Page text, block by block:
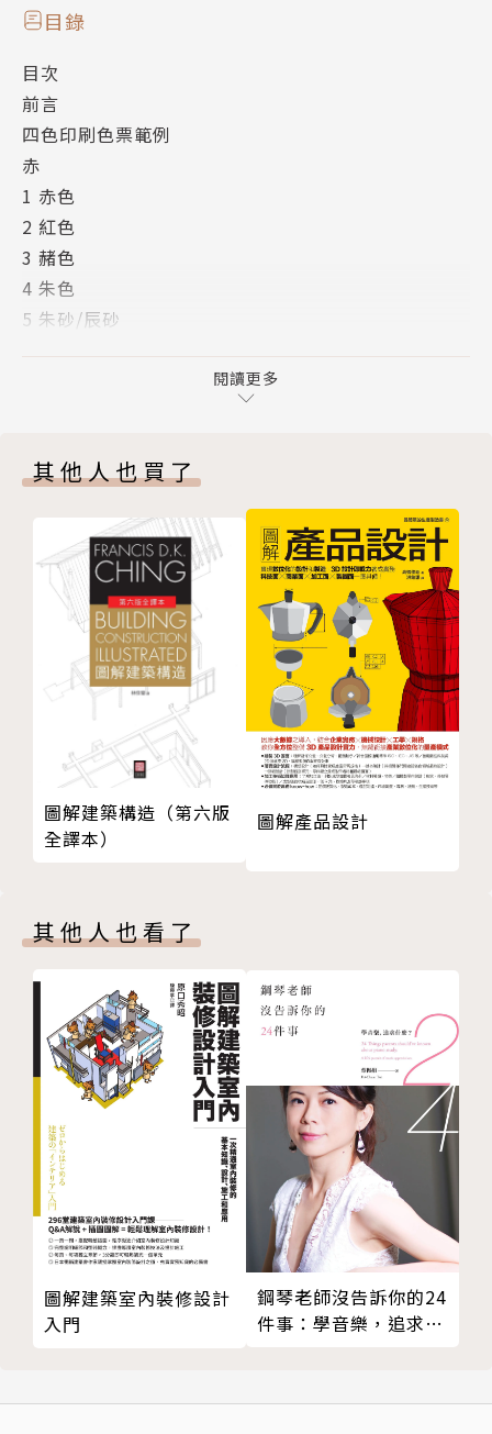
慶、婚嫁與熱鬧。
「玄黃」，華夏先民最早認定為盤古初開時混沌天地的
原始色彩，也代表了嚴肅、隆重、正面的涵義。
「藍」，是中國庶民階級的色彩。
「綠」，大自然裡充滿了恣意比例調和的綠，在漢民族
色彩史中，卻曾經屬於賤色。
「紫」，曾經為龍袍所專用，也是道教尊崇的顏色。
畢業於加拿大多倫多安大略藝術學院（Ontario Colle
ge of Art）。
曾任職多倫多廣告公司美術指導/香港電影策劃/臺灣有
線電視台美術部經理。
現從事廣告設計，旅遊及寫作。
已出版書品：《小二，再來一杯啡》/《酗巴黎》/《巴
黎逛街地圖》/《北京逛街地圖》/《上海逛街地圖》/
《東京逛街地圖》等共13本。
目錄
目次
前言
四色印刷色票範例
赤
1 赤色
2 紅色
3 赭色
4 朱色
5 朱砂/辰砂
10 胭脂紅
12 石榴紅
13 牡丹紅
14 朱槿色
15 暮色
16 玫瑰紅
17 曙色
19 桃色
20 黃色
21 土黃色
24 柘黃
27 鉛黃／密陀僧
28 琉璃黃
29 藤黃
31 緗色
32 萱草色
33 琥珀色
34 金黃色
35 藍色
36 靛藍
閱讀更多
其他人也買了
圖解建築構造（第六版
全譯本）
圖解產品設計
其他人也看了
圖解建築室內裝修設計
入門
鋼琴老師沒告訴你的24
件事：學音樂，追求什